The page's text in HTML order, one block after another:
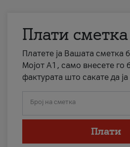
Плати сметка
Платете ја Вашата сметка
Мојот А1, само внесете го
фактурата што сакате да
Број на сметка
Плати